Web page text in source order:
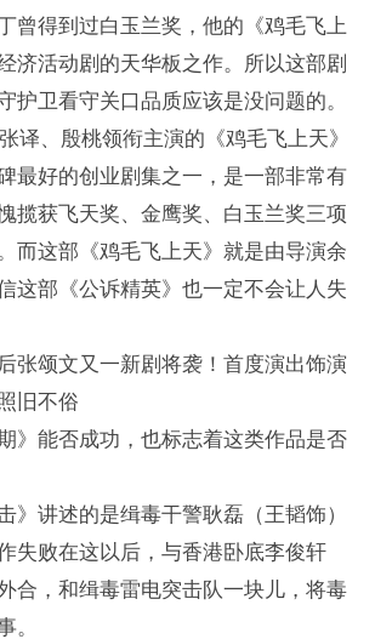
曾得到过白玉兰奖，他的《鸡毛飞上
济活动剧的天华板之作。所以这部剧
护卫看守关口品质应该是没问题的。
译、殷桃领衔主演的《鸡毛飞上天》
最好的创业剧集之一，是一部非常有
揽获飞天奖、金鹰奖、白玉兰奖三项
而这部《鸡毛飞上天》就是由导演余
这部《公诉精英》也一定不会让人失
张颂文又一新剧将袭！首度演出饰演
旧不俗
》能否成功，也标志着这类作品是否
》讲述的是缉毒干警耿磊（王韬饰）
失败在这以后，与香港卧底李俊轩
合，和缉毒雷电突击队一块儿，将毒
。